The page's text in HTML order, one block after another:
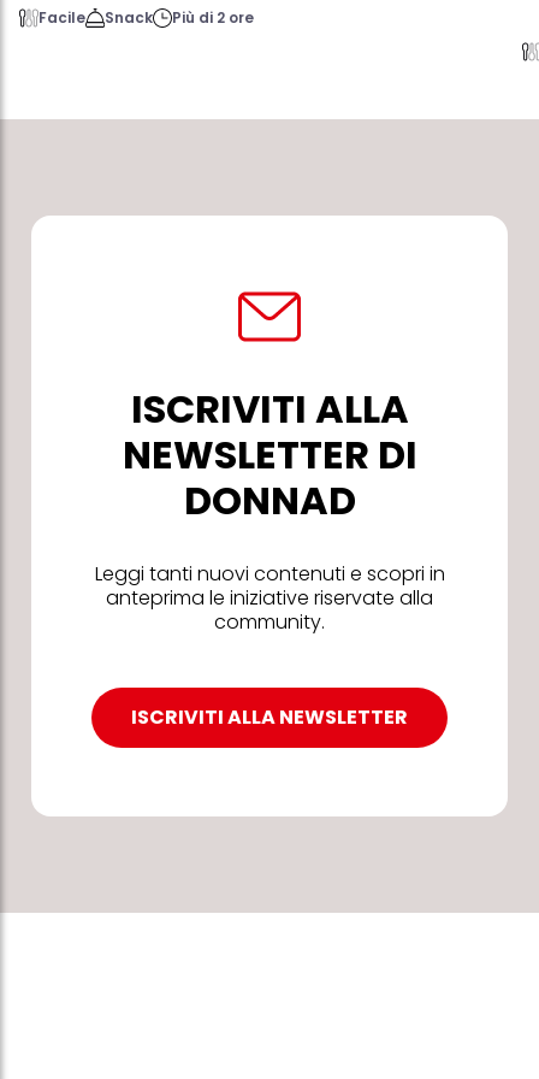
Facile Snack Più di 2 ore
ISCRIVITI ALLA
NEWSLETTER DI
DONNAD
Leggi tanti nuovi contenuti e scopri in
anteprima le iniziative riservate alla
community.
ISCRIVITI ALLA NEWSLETTER